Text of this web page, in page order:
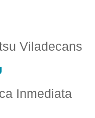
Viladecans
Inmediata